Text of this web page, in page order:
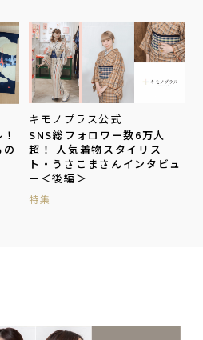
キモノプラス公式
SNS総フォロワー数6万人
超！ 人気着物スタイリス
ト・うさこまさんインタビュ
ー＜後編＞
特集